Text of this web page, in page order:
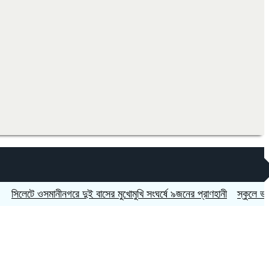
ওসমানীনগরে দুই বাসের মুখোমুখি সংঘর্ষে ৯জনের প্রাণহানী স্কুলে ভর্তিতে